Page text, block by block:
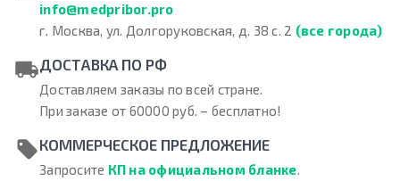
info@medpribor.pro
г. Москва, ул. Долгоруковская, д. 38 с. 2 (все города)
ДОСТАВКА ПО РФ
Доставляем заказы по всей стране.
При заказе от 60000 руб. – бесплатно!
КОММЕРЧЕСКОЕ ПРЕДЛОЖЕНИЕ
Запросите КП на официальном бланке.